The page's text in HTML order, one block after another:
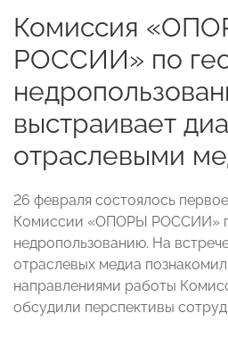
Комиссия
РОССИИ» по
выстраивает
отраслевыми
26 февраля состоялось
Комиссии «ОПОРЫ РОССИИ»
недропользованию. На
отраслевых медиа
направлениями работы
обсудили перспективы